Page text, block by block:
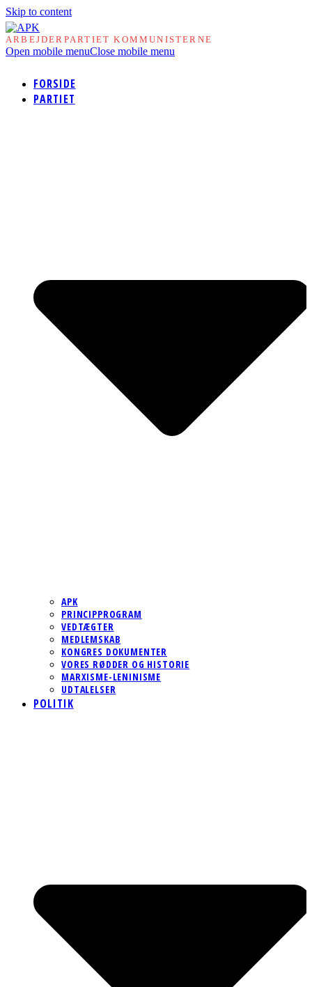
Skip to content
ARBEJDERPARTIET KOMMUNISTERNE
Open mobile menuClose mobile menu
FORSIDE
PARTIET
APK
PRINCIPPROGRAM
VEDTÆGTER
MEDLEMSKAB
KONGRES DOKUMENTER
VORES RØDDER OG HISTORIE
MARXISME-LENINISME
UDTALELSER
POLITIK